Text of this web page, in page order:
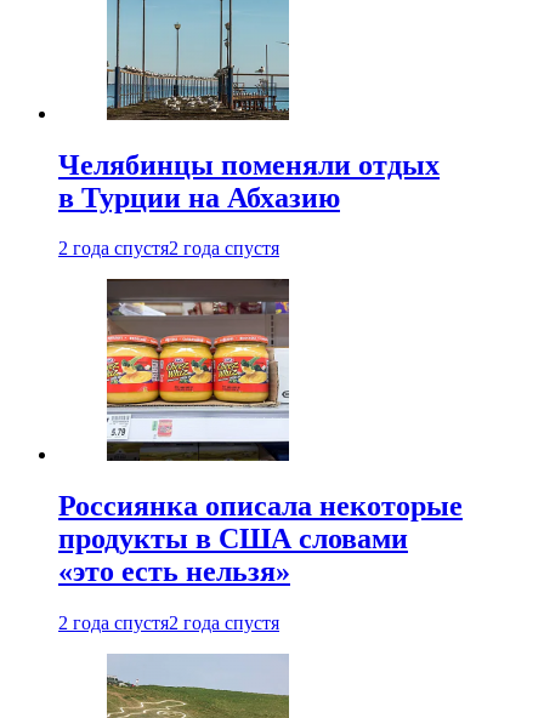
Челябинцы поменяли отдых
в Турции на Абхазию
2 года спустя2 года спустя
Россиянка описала некоторые
продукты в США словами
«это есть нельзя»
2 года спустя2 года спустя